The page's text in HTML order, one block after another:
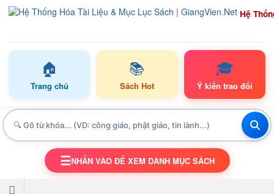
Hệ
🏠
Trang chủ
📚
Sách Hot
🎓
Ý kiến trao đổi
TOGGLE NAVIGATION
☰NHẤN VÀO ĐỂ XEM DANH MỤC SÁCH